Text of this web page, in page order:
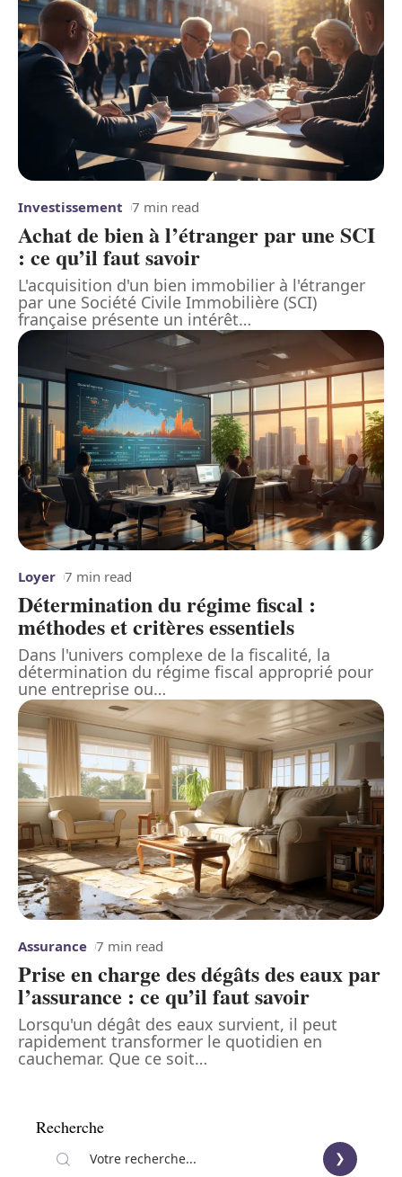
Investissement 7 min read
Achat de bien à l’étranger par une SCI
: ce qu’il faut savoir
L'acquisition d'un bien immobilier à l'étranger
par une Société Civile Immobilière (SCI)
française présente un intérêt…
Loyer 7 min read
Détermination du régime fiscal :
méthodes et critères essentiels
Dans l'univers complexe de la fiscalité, la
détermination du régime fiscal approprié pour
une entreprise ou…
Assurance 7 min read
Prise en charge des dégâts des eaux par
l’assurance : ce qu’il faut savoir
Lorsqu'un dégât des eaux survient, il peut
rapidement transformer le quotidien en
cauchemar. Que ce soit…
Recherche